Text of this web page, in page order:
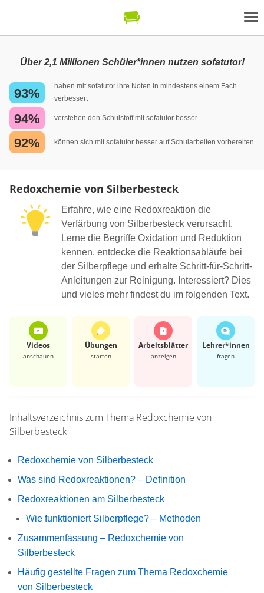
Über 2,1 Millionen Schüler*innen nutzen sofatutor!
93%
haben mit sofatutor ihre Noten in mindestens einem Fach
verbessert
94% verstehen den Schulstoff mit sofatutor besser
92% können sich mit sofatutor besser auf Schularbeiten vorbereiten
Redoxchemie von Silberbesteck
Erfahre, wie eine Redoxreaktion die
Verfärbung von Silberbesteck verursacht.
Lerne die Begriffe Oxidation und Reduktion
kennen, entdecke die Reaktionsabläufe bei
der Silberpflege und erhalte Schritt-für-Schritt-
Anleitungen zur Reinigung. Interessiert? Dies
und vieles mehr findest du im folgenden Text.
Videos
anschauen
Übungen
starten
Arbeits­blätter
anzeigen
Lehrer*​innen
fragen
Inhaltsverzeichnis zum Thema Redoxchemie von
Silberbesteck
Redoxchemie von Silberbesteck
Was sind Redoxreaktionen? – Definition
Redoxreaktionen am Silberbesteck
Wie funktioniert Silberpflege? – Methoden
Zusammenfassung – Redoxchemie von
Silberbesteck
Häufig gestellte Fragen zum Thema Redoxchemie
von Silberbesteck